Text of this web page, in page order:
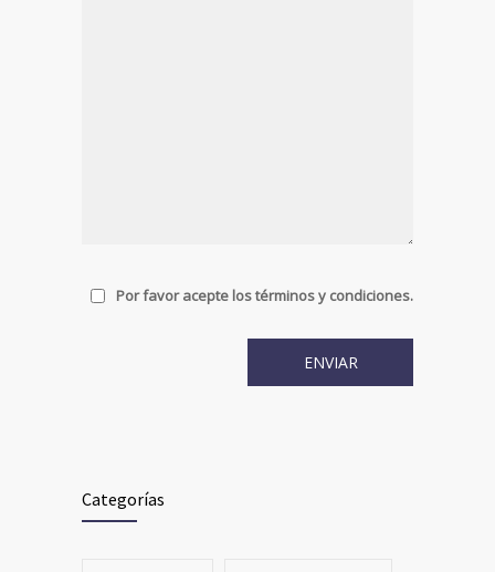
Por favor acepte los términos y condiciones.
Categorías